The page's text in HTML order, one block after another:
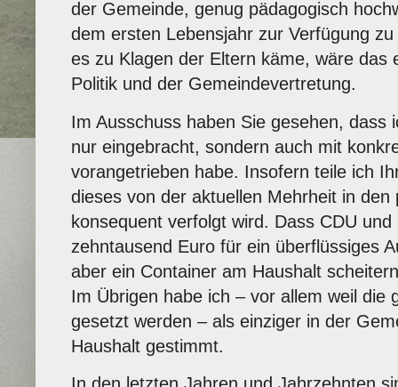
der Gemeinde, genug pädagogisch
dem ersten Lebensjahr zur Verfügung
es zu Klagen der Eltern käme, wäre das
Politik und der Gemeindevertretung.
Im Ausschuss haben Sie gesehen, dass
nur eingebracht, sondern auch mit
vorangetrieben habe. Insofern teile ich
dieses von der aktuellen Mehrheit in
konsequent verfolgt wird. Dass CDU
zehntausend Euro für ein überflüssiges
aber ein Container am Haushalt
Im Übrigen habe ich – vor allem weil die
gesetzt werden – als einziger in der
Haushalt gestimmt.